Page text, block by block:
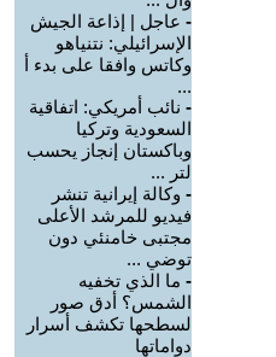
- عاجل | إذاعة الجيش
الإسرائيلي: نتنياهو
وكاتس وافقا على بدء أ
...
- نائب أمريكي: اتفاقية
السعودية وتركيا
وباكستان إنجاز يحسب
لتر ...
- وكالة إيرانية تنشر
فيديو للمرشد الأعلى
مجتبى خامنئي دون
توضي ...
- ما الذي تخفيه
الشمس؟ أدق صور
لسطحها تكشف أسرار
دواماتها